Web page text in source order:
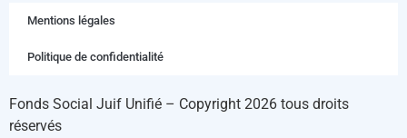
Mentions légales
Politique de confidentialité
Fonds Social Juif Unifié – Copyright 2026 tous droits
réservés